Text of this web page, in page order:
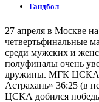
Гандбол
27 апреля в Москве
четвертьфинальные
среди мужских и
полуфиналы очень
дружины. МГК ЦСКА
Астрахань» 36:25 (в
ЦСКА добился